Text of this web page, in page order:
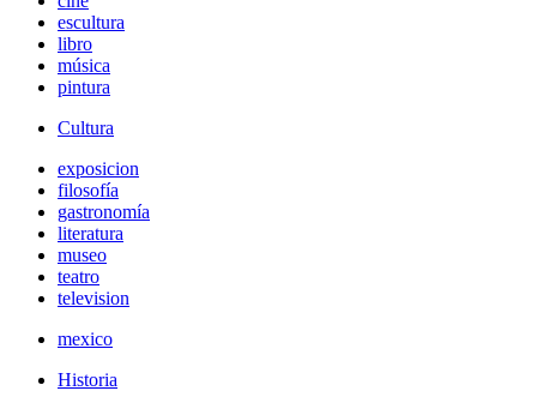
escultura
libro
música
pintura
Cultura
exposicion
filosofía
gastronomía
literatura
museo
teatro
television
mexico
Historia